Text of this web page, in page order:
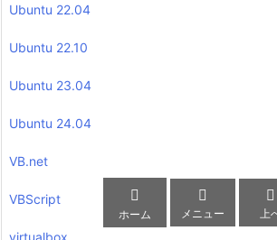
Ubuntu 22.04
Ubuntu 22.10
Ubuntu 23.04
Ubuntu 24.04
VB.net
VBScript
virtualbox

ホーム

メニュー

上